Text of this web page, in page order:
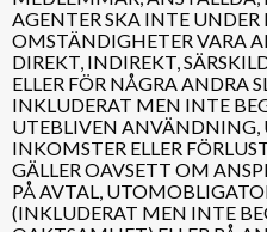
AGENTER SKA INTE UNDER
OMSTÄNDIGHETER VARA
DIREKT, INDIREKT,
ELLER FÖR NÅGRA ANDRA
INKLUDERAT MEN INTE
UTEBLIVEN ANVÄNDNING,
INKOMSTER ELLER
GÄLLER OAVSETT OM
PÅ AVTAL,
(INKLUDERAT MEN INTE